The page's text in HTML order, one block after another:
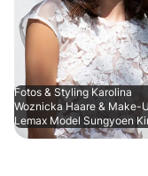
Fotos & Styling Karolina
Woznicka Haare & Make-
Lemax Model Sungyoen